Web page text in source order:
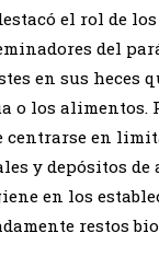
el rol de
del
en sus heces
o los alimentos.
centrarse en
y depósitos de
en los
restos